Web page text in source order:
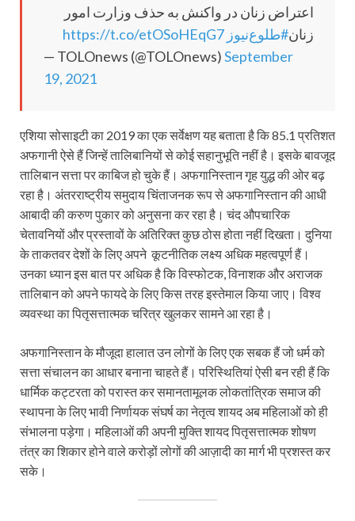
اعتراض زنان در واکنش به حذف وزارت امور
زنان#طلوع‌نیوز https://t.co/etOSoHEqG7
— TOLOnews (@TOLOnews)September
19, 2021
एशिया सोसाइटी का 2019 का एक सर्वेक्षण यह बताता है कि 85.1 प्रतिशत
अफगानी ऐसे हैं जिन्हें तालिबानियों से कोई सहानुभूति नहीं है। इसके बावजूद
तालिबान सत्ता पर काबिज हो चुके हैं। अफगानिस्तान गृह युद्ध की ओर बढ़
रहा है। अंतरराष्ट्रीय समुदाय चिंताजनक रूप से अफगानिस्तान की आधी
आबादी की करुण पुकार को अनुसना कर रहा है। चंद औपचारिक
चेतावनियों और प्रस्तावों के अतिरिक्त कुछ ठोस होता नहीं दिखता। दुनिया
के ताकतवर देशों के लिए अपने कूटनीतिक लक्ष्य अधिक महत्वपूर्ण हैं।
उनका ध्यान इस बात पर अधिक है कि विस्फोटक, विनाशक और अराजक
तालिबान को अपने फायदे के लिए किस तरह इस्तेमाल किया जाए। विश्व
व्यवस्था का पितृसत्तात्मक चरित्र खुलकर सामने आ रहा है।
अफगानिस्तान के मौजूदा हालात उन लोगों के लिए एक सबक हैं जो धर्म को
सत्ता संचालन का आधार बनाना चाहते हैं। परिस्थितियां ऐसी बन रही हैं कि
धार्मिक कट्टरता को परास्त कर समानतामूलक लोकतांत्रिक समाज की
स्थापना के लिए भावी निर्णायक संघर्ष का नेतृत्व शायद अब महिलाओं को ही
संभालना पड़ेगा। महिलाओं की अपनी मुक्ति शायद पितृसत्तात्मक शोषण
तंत्र का शिकार होने वाले करोड़ों लोगों की आज़ादी का मार्ग भी प्रशस्त कर
सके।